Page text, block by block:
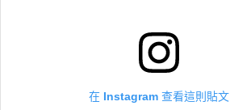
在 Instagram 查看這則貼文